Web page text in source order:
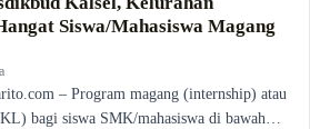
Siswa/Mahasiswa Magang
– Program magang (internship) atau
bagi siswa SMK/mahasiswa di bawah…